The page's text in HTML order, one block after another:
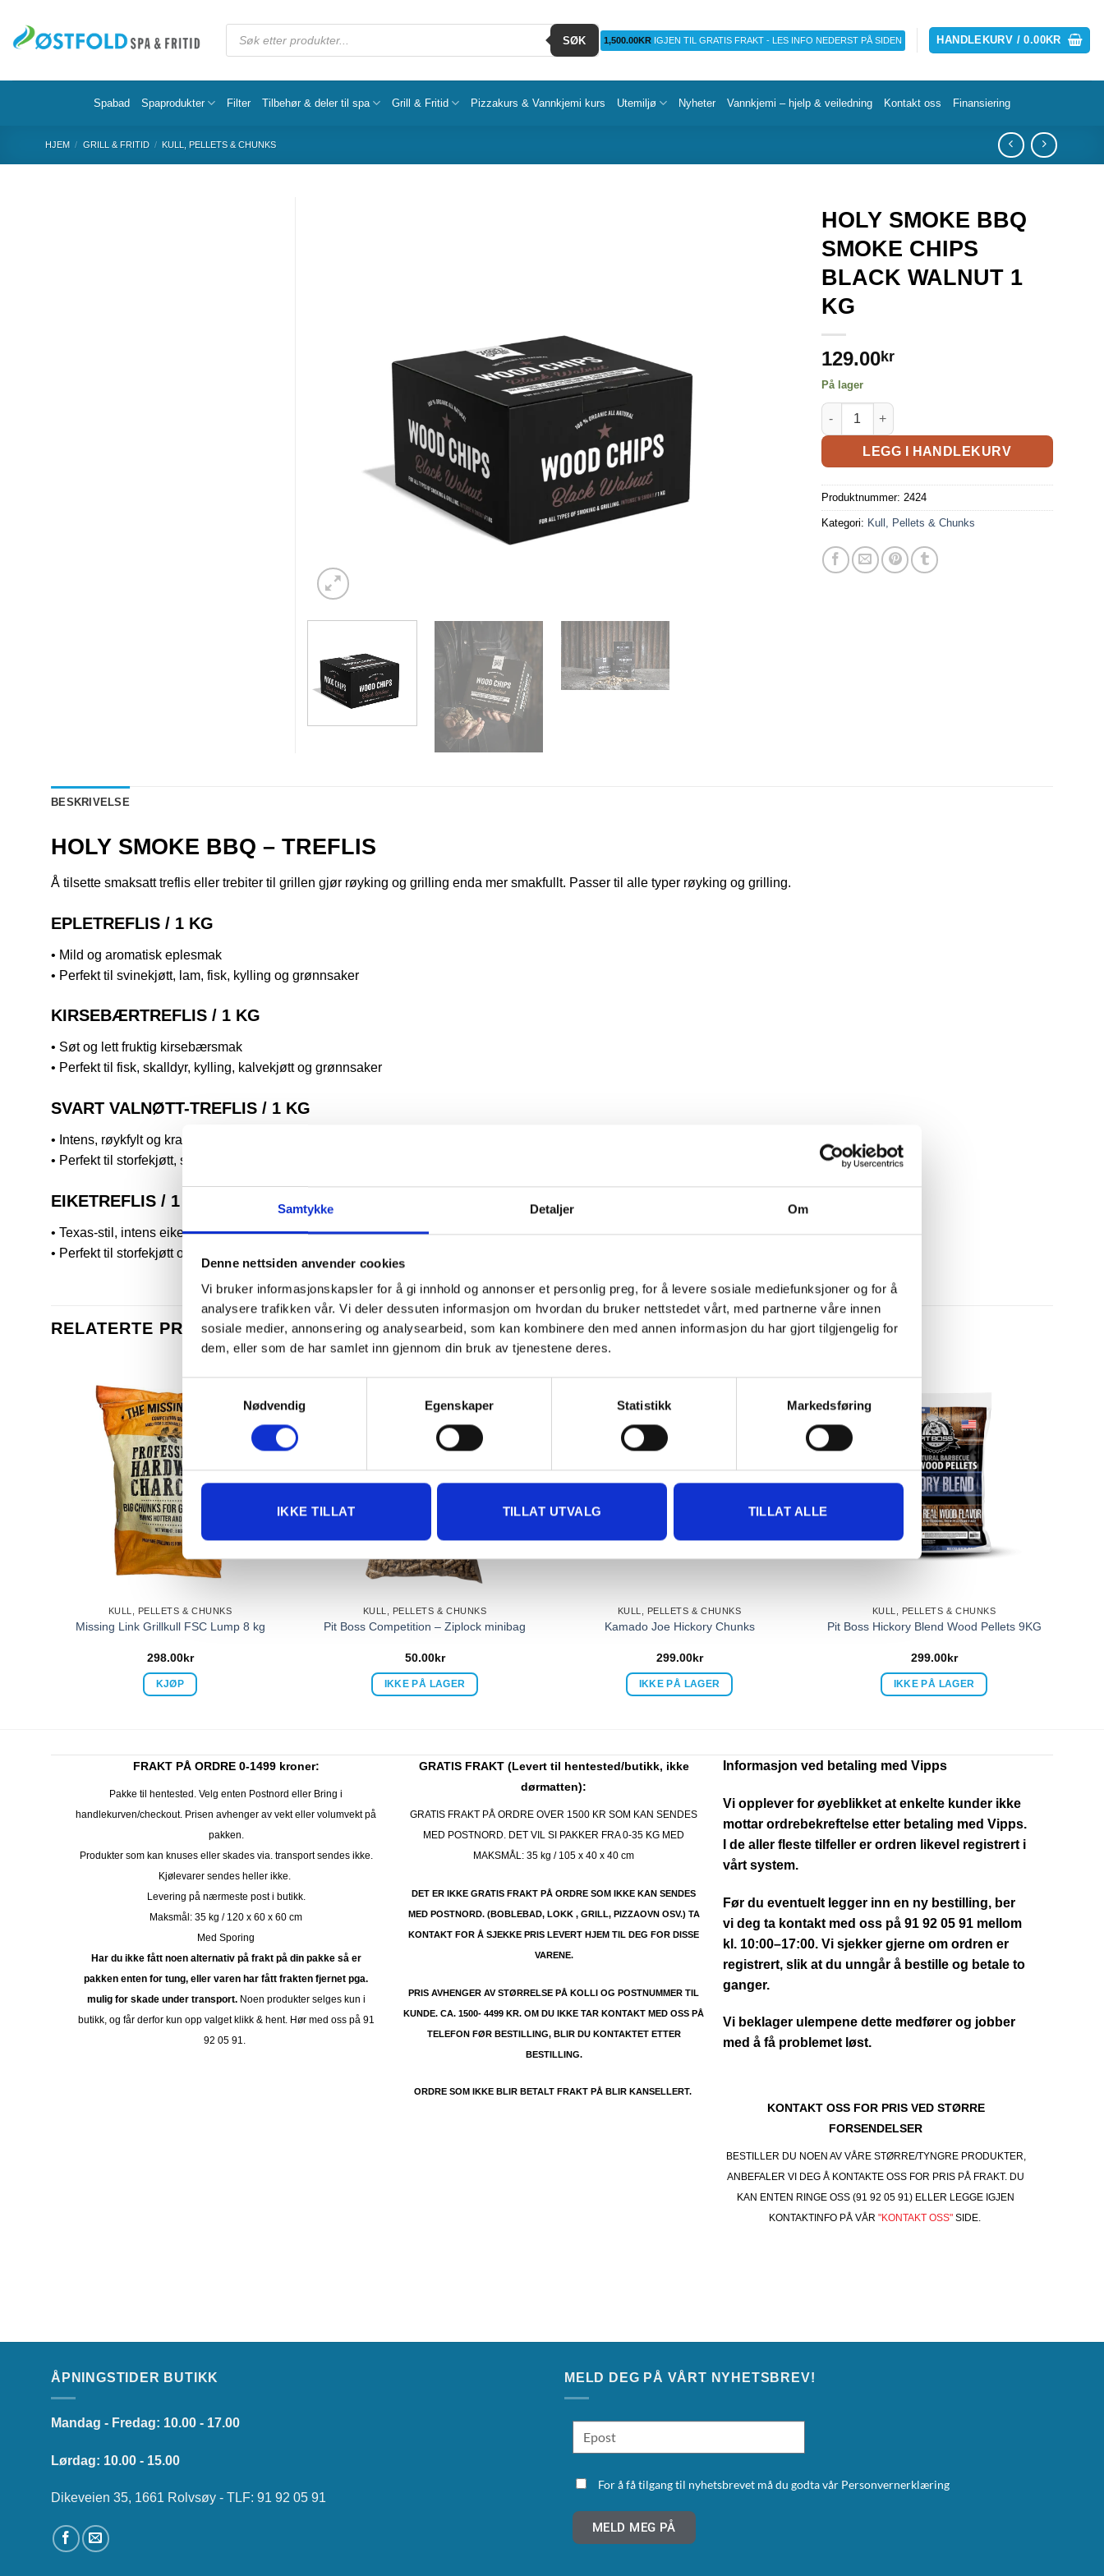
Samtykke Detaljer Om
Denne nettsiden anvender cookies
Vi bruker informasjonskapsler for å gi innhold og annonser et personlig preg, for å levere sosiale mediefunksjoner og for å
analysere trafikken vår. Vi deler dessuten informasjon om hvordan du bruker nettstedet vårt, med partnerne våre innen
sosiale medier, annonsering og analysearbeid, som kan kombinere den med annen informasjon du har gjort tilgjengelig for
dem, eller som de har samlet inn gjennom din bruk av tjenestene deres.
Nødvendig
Egenskaper Statistikk Markedsføring
IKKE TILLAT TILLAT UTVALG TILLAT ALLE
SØK 1,500.00KRIGJEN TIL GRATIS FRAKT - LES INFO NEDERST PÅ SIDEN HANDLEKURV /0.00KR
Spabad Spaprodukter Filter Tilbehør & deler til spa Grill & Fritid Pizzakurs & Vannkjemi kurs Utemiljø Nyheter Vannkjemi – hjelp & veiledning Kontakt oss Finansiering
HJEM / GRILL & FRITID / KULL, PELLETS & CHUNKS
HOLY SMOKE BBQ
SMOKE CHIPS
BLACK WALNUT 1
KG
129.00kr
På lager
LEGG I HANDLEKURV
Produktnummer: 2424
Kategori: Kull, Pellets & Chunks
BESKRIVELSE
HOLY SMOKE BBQ – TREFLIS
Å tilsette smaksatt treflis eller trebiter til grillen gjør røyking og grilling enda mer smakfullt. Passer til alle typer røyking og grilling.
EPLETREFLIS / 1 KG
• Mild og aromatisk eplesmak
• Perfekt til svinekjøtt, lam, fisk, kylling og grønnsaker
KIRSEBÆRTREFLIS / 1 KG
• Søt og lett fruktig kirsebærsmak
• Perfekt til fisk, skalldyr, kylling, kalvekjøtt og grønnsaker
SVART VALNØTT-TREFLIS / 1 KG
• Intens, røykfylt og kraftig svart valnøttsmak
• Perfekt til storfekjøtt, svinekjøtt og kylling
EIKETREFLIS / 1 KG
• Texas-stil, intens eikesmak
• Perfekt til storfekjøtt og svinekjøtt
RELATERTE PRODUKTER
KULL, PELLETS & CHUNKS
Missing Link Grillkull FSC Lump 8 kg
298.00kr
KJØP
KULL, PELLETS & CHUNKS
Pit Boss Competition – Ziplock minibag
50.00kr
IKKE PÅ LAGER
KULL, PELLETS & CHUNKS
Kamado Joe Hickory Chunks
299.00kr
IKKE PÅ LAGER
KULL, PELLETS & CHUNKS
Pit Boss Hickory Blend Wood Pellets 9KG
299.00kr
IKKE PÅ LAGER
FRAKT PÅ ORDRE 0-1499 kroner:
Pakke til hentested. Velg enten Postnord eller Bring i
handlekurven/checkout. Prisen avhenger av vekt eller volumvekt på
pakken.
Produkter som kan knuses eller skades via. transport sendes ikke.
Kjølevarer sendes heller ikke.
Levering på nærmeste post i butikk.
Maksmål: 35 kg / 120 x 60 x 60 cm
Med Sporing
Har du ikke fått noen alternativ på frakt på din pakke så er
pakken enten for tung, eller varen har fått frakten fjernet pga.
mulig for skade under transport.Noen produkter selges kun i
butikk, og får derfor kun opp valget klikk & hent. Hør med oss på 91
92 05 91.
GRATIS FRAKT (Levert til hentested/butikk, ikke
dørmatten):
GRATIS FRAKT PÅ ORDRE OVER 1500 KR SOM KAN SENDES
MED POSTNORD. DET VIL SI PAKKER FRA 0-35 KG MED
MAKSMÅL:35 kg / 105 x 40 x 40 cm
DET ER IKKE GRATIS FRAKT PÅ ORDRE SOM IKKE KAN SENDES
MED POSTNORD. (BOBLEBAD, LOKK , GRILL, PIZZAOVN OSV.) TA
KONTAKT FOR Å SJEKKE PRIS LEVERT HJEM TIL DEG FOR DISSE
VARENE.
PRIS AVHENGER AV STØRRELSE PÅ KOLLI OG POSTNUMMER TIL
KUNDE. CA. 1500- 4499 KR. OM DU IKKE TAR KONTAKT MED OSS PÅ
TELEFON FØR BESTILLING, BLIR DU KONTAKTET ETTER
BESTILLING.
ORDRE SOM IKKE BLIR BETALT FRAKT PÅ BLIR KANSELLERT.
Informasjon ved betaling med Vipps
Vi opplever for øyeblikket at enkelte kunder ikke
mottar ordrebekreftelse etter betaling med Vipps.
I de aller fleste tilfeller er ordren likevel registrert i
vårt system.
Før du eventuelt legger inn en ny bestilling, ber
vi deg ta kontakt med oss på 91 92 05 91 mellom
kl. 10:00–17:00. Vi sjekker gjerne om ordren er
registrert, slik at du unngår å bestille og betale to
ganger.
Vi beklager ulempene dette medfører og jobber
med å få problemet løst.
KONTAKT OSS FOR PRIS VED STØRRE
FORSENDELSER
BESTILLER DU NOEN AV VÅRE STØRRE/TYNGRE PRODUKTER,
ANBEFALER VI DEG Å KONTAKTE OSS FOR PRIS PÅ FRAKT. DU
KAN ENTEN RINGE OSS (91 92 05 91) ELLER LEGGE IGJEN
KONTAKTINFO PÅ VÅR "KONTAKT OSS"SIDE.
ÅPNINGSTIDER BUTIKK
Mandag - Fredag: 10.00 - 17.00
Lørdag: 10.00 - 15.00
Dikeveien 35, 1661 Rolvsøy - TLF: 91 92 05 91
MELD DEG PÅ VÅRT NYHETSBREV!
For å få tilgang til nyhetsbrevet må du godta vår Personvernerklæring
MELD MEG PÅ